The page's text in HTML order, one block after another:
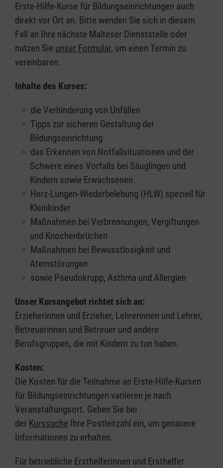
Erste-Hilfe-Kurse für Bildungseinrichtungen auch
direkt vor Ort an. Bitte wenden Sie sich in diesem
Fall an Ihre nächste Malteser Dienststelle oder
nutzen Sie unser Formular, um einen Termin zu
vereinbaren.
Inhalte des Kurses:
die Verhinderung von Unfällen
Tipps zur sicheren Gestaltung der
Bildungseinrichtung
das Erkennen von Notfallsituationen und der
Schwere eines Vorfalls bei Säuglingen und
Kindern sowie Erwachsenen
Herz-Lungen-Wiederbelebung (HLW) speziell für
Kleinkinder
Maßnahmen bei Verbrennungen, Vergiftungen
und Knochenbrüchen
Maßnahmen bei Bewusstlosigkeit und
Atemstörungen
sowie Pseudokrupp, Asthma und Allergien
Unser Kursangebot richtet sich an:
Erzieherinnen und Erzieher, Lehrerinnen und Lehrer,
Betreuerinnen und Betreuer und andere
Berufsgruppen, die mit Kindern zu tun haben.
Kosten:
Die Kosten für die Teilnahme an Erste-Hilfe-Kursen
für Bildungseinrichtungen variieren je nach
Veranstaltungsort. Geben Sie bei
der Kurssuche Ihre Postleitzahl ein, um genauere
Informationen zu erhalten.
Für betriebliche Ersthelferinnen und Ersthelfer